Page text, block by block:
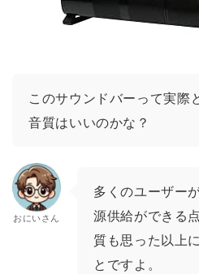
このサウンドバーって実際
音質はいいのかな？
おにいさん
多くのユーザー
源供給ができる
質も思った以上
とですよ。